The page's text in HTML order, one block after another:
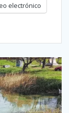
electrónico